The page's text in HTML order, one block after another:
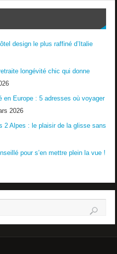
design le plus raffiné d’Italie
longévité chic qui donne
en Europe : 5 adresses où voyager
2026
2 Alpes : le plaisir de la glisse sans
pour s’en mettre plein la vue !